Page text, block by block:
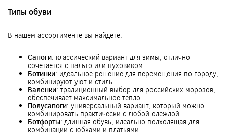
Типы обуви
В нашем ассортименте вы найдете:
Сапоги: классический вариант для зимы, отлично
сочетается с пальто или пуховиком.
Ботинки: идеальное решение для перемещения по городу,
комбинируют уют и стиль.
Валенки: традиционный выбор для российских морозов,
обеспечивает максимальное тепло.
Полусапоги: универсальный вариант, который можно
комбинировать практически с любой одеждой.
Ботфорты: длинная обувь, идеально подходящая для
комбинации с юбками и платьями.